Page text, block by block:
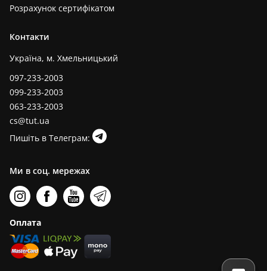
Розрахунок сертифікатом
Контакти
Україна, м. Хмельницький
097-233-2003
099-233-2003
063-233-2003
cs@tut.ua
Пишіть в Телеграм:
Ми в соц. мережах
Оплата